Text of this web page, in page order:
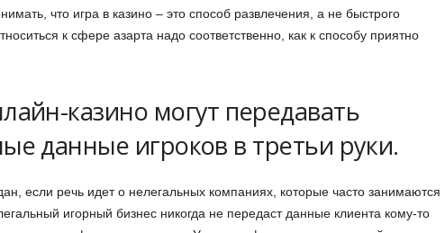
что игра в казино – это способ развлечения, а не быстрого
к сфере азарта надо соответственно, как к способу приятно
казино могут передавать
данные игроков в третьи руки.
если речь идет о нелегальных компаниях, которые часто занимаются
игорный бизнес никогда не передаст данные клиента кому-то